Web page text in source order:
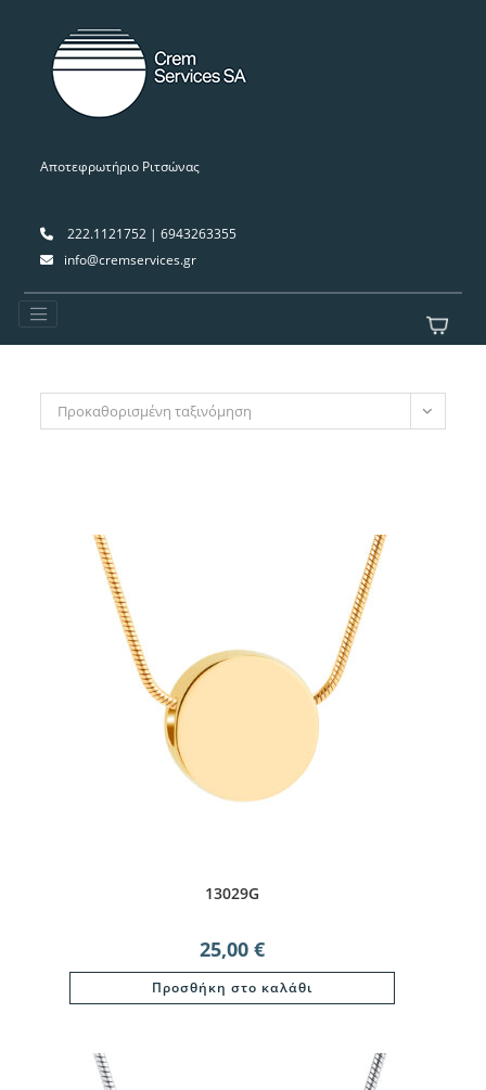
Αποτεφρωτήριο Ριτσώνας
222.1121752 | 6943263355
info@cremservices.gr
Προκαθορισμένη ταξινόμηση
13029G
25,00 €
Προσθήκη στο καλάθι